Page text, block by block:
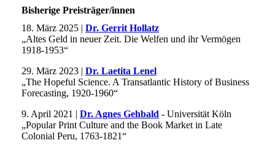
Bisherige Preisträger/innen
18. März 2025 | Dr. Gerrit Hollatz
„Altes Geld in neuer Zeit. Die Welfen und ihr Vermögen
1918-1953“
29. März 2023 | Dr. Laetita Lenel
„The Hopeful Science. A Transatlantic History of Business
Forecasting, 1920-1960“
9. April 2021 | Dr. Agnes Gehbald - Universität Köln
„Popular Print Culture and the Book Market in Late
Colonial Peru, 1763-1821“